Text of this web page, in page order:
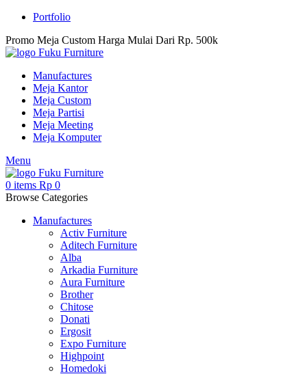
Portfolio
Promo Meja Custom Harga Mulai Dari Rp. 500k
Manufactures
Meja Kantor
Meja Custom
Meja Partisi
Meja Meeting
Meja Komputer
Menu
0 items Rp 0
Browse Categories
Manufactures
Activ Furniture
Aditech Furniture
Alba
Arkadia Furniture
Aura Furniture
Brother
Chitose
Donati
Ergosit
Expo Furniture
Highpoint
Homedoki